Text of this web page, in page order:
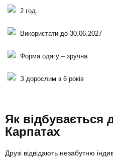
2 год.
Використати до 30.06.2027
Форма одягу – зручна
З дорослим з 6 років
Як відбувається
Карпатах
Друзі відвідають незабутню